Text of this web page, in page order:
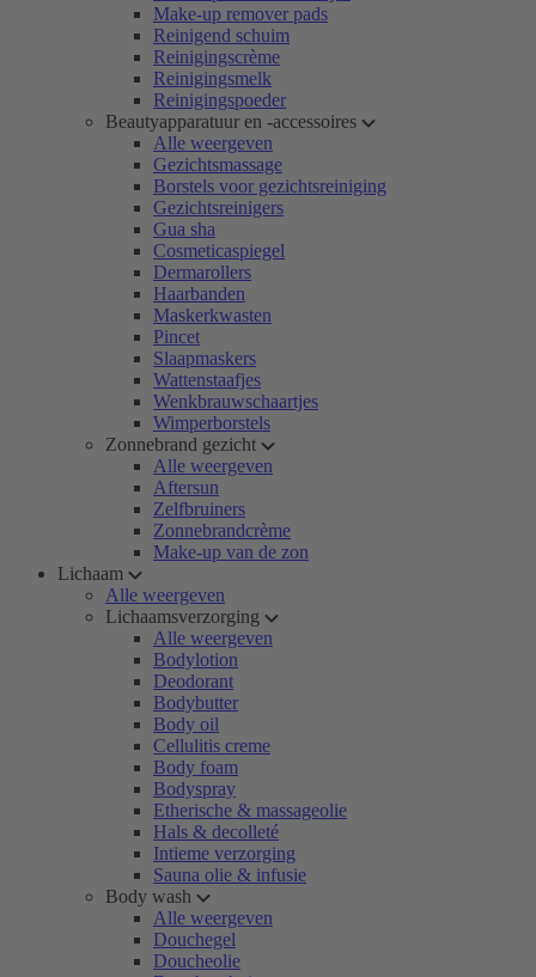
Make-up remover pads
Reinigend schuim
Reinigingscrème
Reinigingsmelk
Reinigingspoeder
Beautyapparatuur en -accessoires
Alle weergeven
Gezichtsmassage
Borstels voor gezichtsreiniging
Gezichtsreinigers
Gua sha
Cosmeticaspiegel
Dermarollers
Haarbanden
Maskerkwasten
Pincet
Slaapmaskers
Wattenstaafjes
Wenkbrauwschaartjes
Wimperborstels
Zonnebrand gezicht
Alle weergeven
Aftersun
Zelfbruiners
Zonnebrandcrème
Make-up van de zon
Lichaam
Alle weergeven
Lichaamsverzorging
Alle weergeven
Bodylotion
Deodorant
Bodybutter
Body oil
Cellulitis creme
Body foam
Bodyspray
Etherische & massageolie
Hals & decolleté
Intieme verzorging
Sauna olie & infusie
Body wash
Alle weergeven
Douchegel
Doucheolie